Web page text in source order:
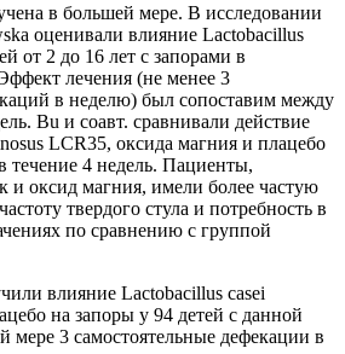
в большей мере. В исследовании
оценивали влияние Lactobacillus
от 2 до 16 лет с запорами в
лечения (не менее 3
в неделю) был сопоставим между
Bu и соавт. сравнивали действие
LCR35, оксида магния и плацебо
течение 4 недель. Пациенты,
и оксид магния, имели более частую
твердого стула и потребность в
по сравнению с группой
влияние Lactobacillus casei
на запоры у 94 детей с данной
мере 3 самостоятельные дефекации в